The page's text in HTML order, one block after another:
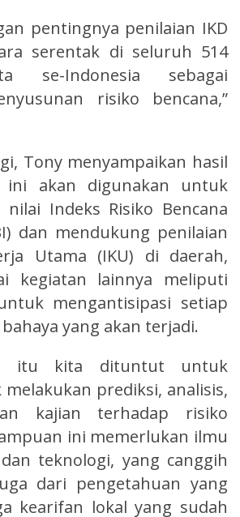
pentingnya penilaian IKD
serentak di seluruh 514
se-Indonesia sebagai
risiko bencana,”
Tony menyampaikan hasil
ini akan digunakan untuk
nilai Indeks Risiko Bencana
dan mendukung penilaian
Utama (IKU) di daerah,
kegiatan lainnya meliputi
mengantisipasi setiap
yang akan terjadi.
itu kita dituntut untuk
prediksi, analisis,
kajian terhadap risiko
ini memerlukan ilmu
teknologi, yang canggih
dari pengetahuan yang
kearifan lokal yang sudah